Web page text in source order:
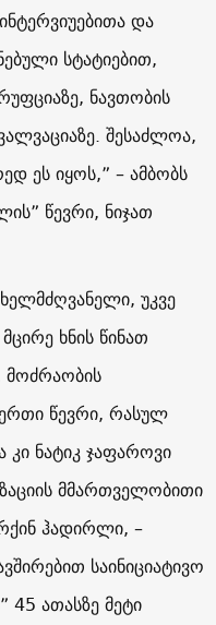
და
სტატიებით,
ნავთობის
შესაძლოა,
ეს იყოს,” – ამბობს
წევრი, ნიჯათ
უკვე
ხნის წინათ
მოძრაობის
წევრი, რასულ
ნატიკ ჯაფაროვი
მმართველობითი
ჰადირლი, –
საინიციატივო
45 ათასზე მეტი